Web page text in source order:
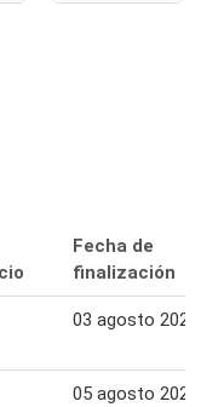
Fecha de
finalización
03 agosto 2026
05 agosto 2026